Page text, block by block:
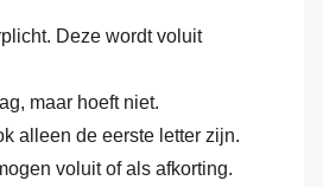
Deze wordt voluit
maar hoeft niet.
alleen de eerste letter zijn.
voluit of als afkorting.